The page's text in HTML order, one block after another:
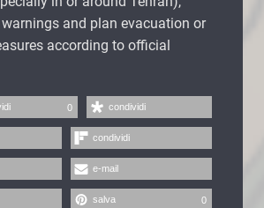
and plan evacuation or
according to official
0 condividi
condividi
e-mail
salva 0